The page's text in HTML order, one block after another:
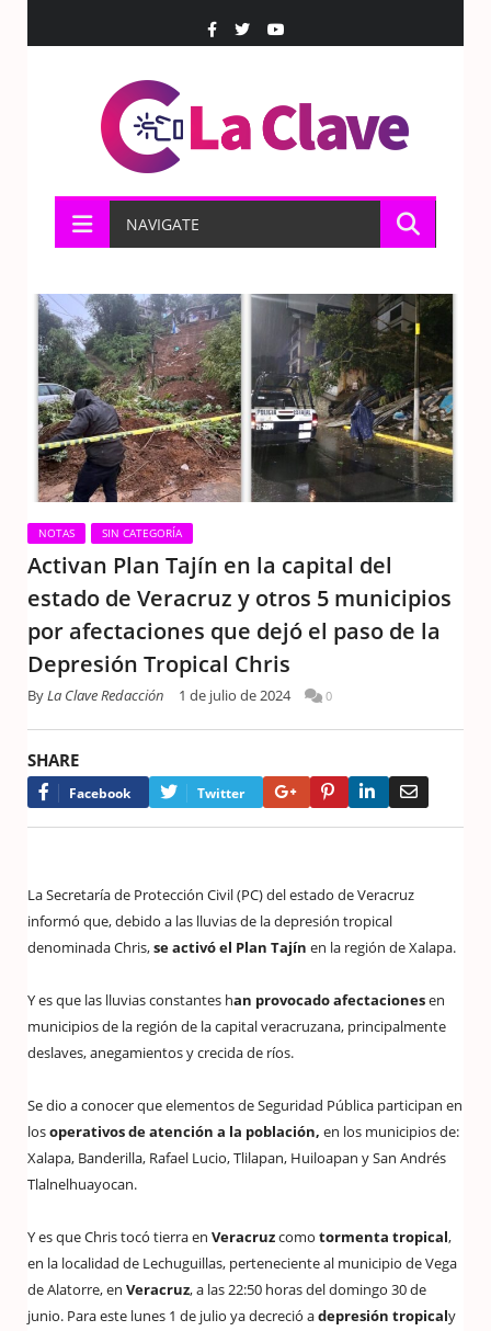
NAVIGATE
NOTAS SIN CATEGORÍA
Activan Plan Tajín en la capital del
estado de Veracruz y otros 5 municipios
por afectaciones que dejó el paso de la
Depresión Tropical Chris
ByLa Clave Redacción 1 de julio de 2024 0
SHARE
Facebook Twitter Google+PinterestLinkedIn
La Secretaría de Protección Civil (PC) del estado de Veracruz
informó que, debido a las lluvias de la depresión tropical
denominada Chris,se activó el Plan Tajín en la región de Xalapa.
Y es que las lluvias constantes han provocado afectacionesen
municipios de la región de la capital veracruzana, principalmente
deslaves, anegamientos y crecida de ríos.
Se dio a conocer que elementos de Seguridad Pública participan en
losoperativos de atención a la población, en los municipios de:
Xalapa, Banderilla, Rafael Lucio, Tlilapan, Huiloapan y San Andrés
Tlalnelhuayocan.
Y es que Chris tocó tierra en Veracruzcomo tormenta tropical,
en la localidad de Lechuguillas, perteneciente al municipio de Vega
de Alatorre, en Veracruz, a las 22:50 horas del domingo 30 de
junio. Para este lunes 1 de julio ya decreció adepresión tropicaly